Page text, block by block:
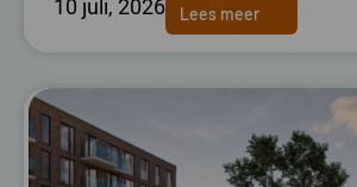
10 juli, 2026 Lees meer